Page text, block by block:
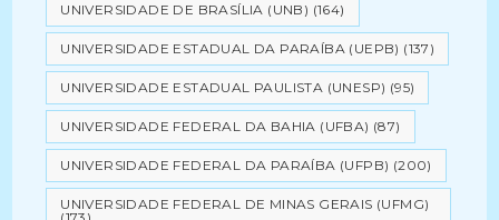
UNIVERSIDADE DE BRASÍLIA (UNB) (164)
UNIVERSIDADE ESTADUAL DA PARAÍBA (UEPB) (137)
UNIVERSIDADE ESTADUAL PAULISTA (UNESP) (95)
UNIVERSIDADE FEDERAL DA BAHIA (UFBA) (87)
UNIVERSIDADE FEDERAL DA PARAÍBA (UFPB) (200)
UNIVERSIDADE FEDERAL DE MINAS GERAIS (UFMG)